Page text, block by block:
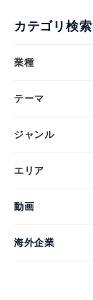
カテゴリ検索
業種
テーマ
ジャンル
エリア
動画
海外企業